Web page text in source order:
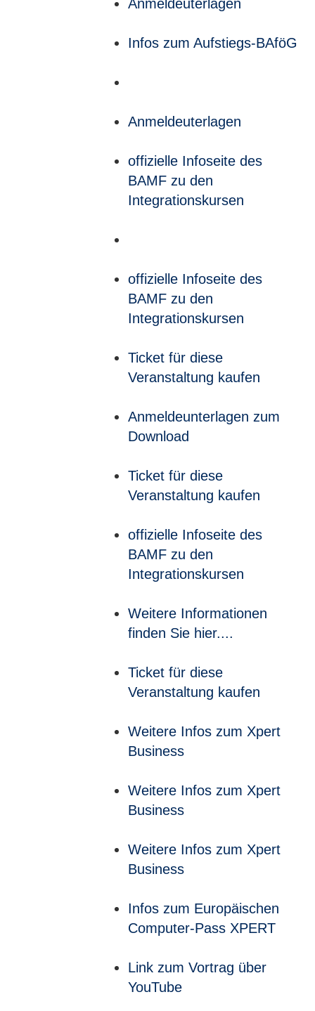
Anmeldeuterlagen
Infos zum Aufstiegs-BAföG
Anmeldeuterlagen
offizielle Infoseite des
BAMF zu den
Integrationskursen
offizielle Infoseite des
BAMF zu den
Integrationskursen
Ticket für diese
Veranstaltung kaufen
Anmeldeunterlagen zum
Download
Ticket für diese
Veranstaltung kaufen
offizielle Infoseite des
BAMF zu den
Integrationskursen
Weitere Informationen
finden Sie hier....
Ticket für diese
Veranstaltung kaufen
Weitere Infos zum Xpert
Business
Weitere Infos zum Xpert
Business
Weitere Infos zum Xpert
Business
Infos zum Europäischen
Computer-Pass XPERT
Link zum Vortrag über
YouTube